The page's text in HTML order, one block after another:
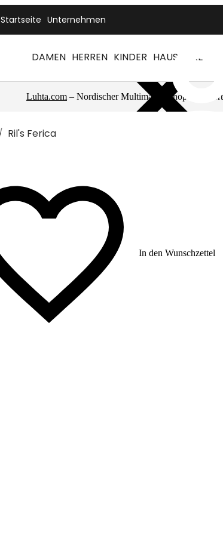
Startseite Unternehmen
DAMEN HERREN KINDER HAUSTIERE
Luhta.com – Nordischer Multimarkenshop für
Ril's Ferica
In den Wunschzettel